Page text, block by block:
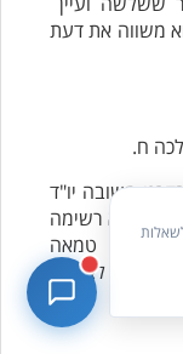
משווה את דעת
ח.
תשובה יו"ד
שהביא רשימה
בבהמה טמאה
פגום לאכילת